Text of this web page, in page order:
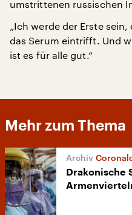
umstrittenen russischen
„Ich werde der Erste
das Serum eintrifft. Und
ist es für alle gut.“
Mehr zum Thema
Drakonische